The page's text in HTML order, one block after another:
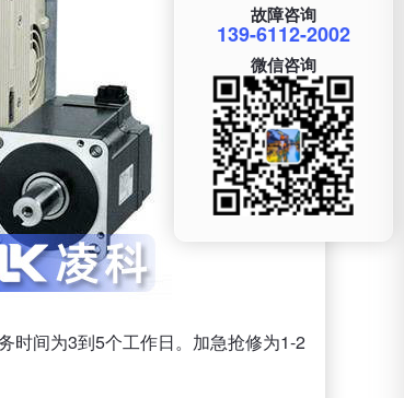
时间为3到5个工作日。加急抢修为1-2
故障咨询
139-6112-2002
微信咨询